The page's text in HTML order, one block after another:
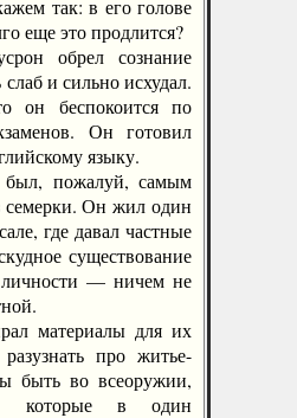
так: в его голове
еще это продлится?
обрел сознание
и сильно исхудал.
он беспокоится по
Он готовил
языку.
пожалуй, самым
Он жил один
где давал частные
существование
личности — ничем не
материалы для их
про житье-
быть во всеоружии,
которые в один